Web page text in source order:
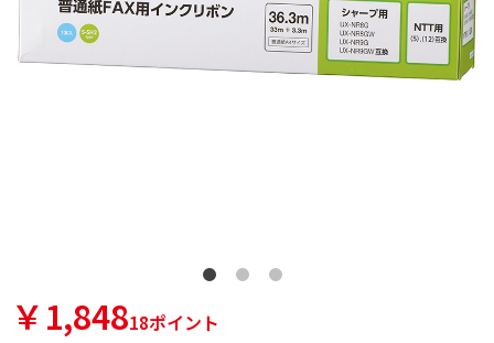
￥1,84818ポイント